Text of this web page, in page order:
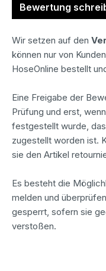
Bewertung
Wir setzen auf den
können nur von
HoseOnline bestellt
Eine Freigabe der
Prüfung und erst,
festgestellt wurde,
zugestellt worden ist.
sie den Artikel
Es besteht die
melden und
gesperrt, sofern sie
verstoßen.